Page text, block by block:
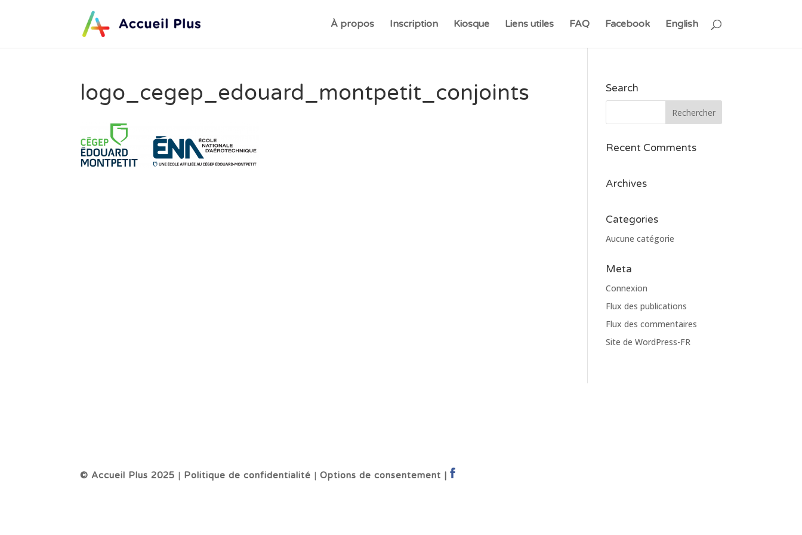
À propos Inscription Kiosque Liens utiles FAQ Facebook English
logo_cegep_edouard_montpetit_conjoints Search
Recent Comments
Archives
Categories
Aucune catégorie
Meta
Connexion
Flux des publications
Flux des commentaires
Site de WordPress-FR
© Accueil Plus 2025 | Politique de confidentialité |Options de consentement |